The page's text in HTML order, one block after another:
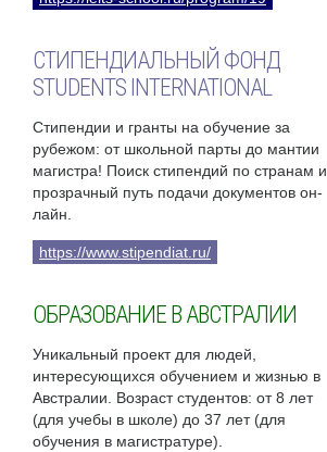
СТИПЕНДИАЛЬНЫЙ ФОНД
STUDENTS INTERNATIONAL
Стипендии и гранты на обучение за
рубежом: от школьной парты до мантии
магистра! Поиск стипендий по странам и
прозрачный путь подачи документов он-
лайн.
https://www.stipendiat.ru/
ОБРАЗОВАНИЕ В АВСТРАЛИИ
Уникальный проект для людей,
интересующихся обучением и жизнью в
Австралии. Возраст студентов: от 8 лет
(для учебы в школе) до 37 лет (для
обучения в магистратуре).